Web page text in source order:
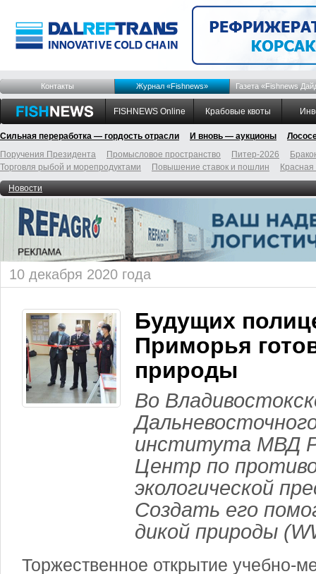
Контакты Журнал «Fishnews» Газета «Fishnews
FISHNEWS Online Крабовые квоты
Сильная переработка — гордость отрасли И вновь — аукционы
Поручения Президента
Промысловое пространство Питер-2026
Торговля рыбой и морепродуктами
Повышение ставок и пошлин
Новости
10 декабря 2020 года
Будущих
Приморья
природы
Во
института МВД
Центр по
экологической
Создать его
дикой природы
Торжественное открытие учебно-